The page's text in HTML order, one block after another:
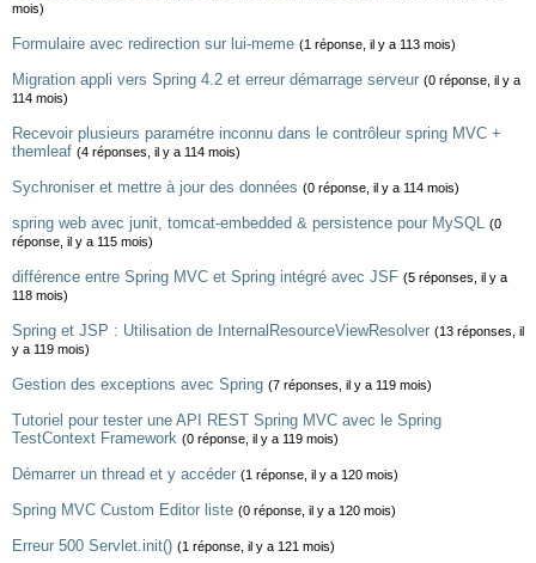
mois)
Formulaire avec redirection sur lui-meme (1 réponse, il y a 113 mois)
Migration appli vers Spring 4.2 et erreur démarrage serveur (0 réponse, il y a
114 mois)
Recevoir plusieurs paramétre inconnu dans le contrôleur spring MVC +
themleaf (4 réponses, il y a 114 mois)
Sychroniser et mettre à jour des données (0 réponse, il y a 114 mois)
spring web avec junit, tomcat-embedded & persistence pour MySQL (0
réponse, il y a 115 mois)
différence entre Spring MVC et Spring intégré avec JSF (5 réponses, il y a
118 mois)
Spring et JSP : Utilisation de InternalResourceViewResolver (13 réponses, il
y a 119 mois)
Gestion des exceptions avec Spring (7 réponses, il y a 119 mois)
Tutoriel pour tester une API REST Spring MVC avec le Spring
TestContext Framework (0 réponse, il y a 119 mois)
Démarrer un thread et y accéder (1 réponse, il y a 120 mois)
Spring MVC Custom Editor liste (0 réponse, il y a 120 mois)
Erreur 500 Servlet.init() (1 réponse, il y a 121 mois)